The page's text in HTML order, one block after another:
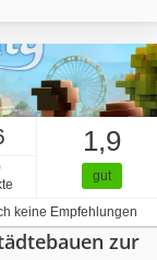
1,9
gut
keine Empfehlungen
zur